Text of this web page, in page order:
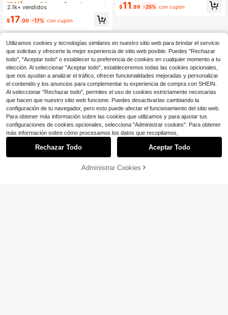
ación de botones de unicolor para
de talla pequeña
¡Casi agotado!
¡Casi agotado!
#1 MÃs vendidos
en Zona de moda de SHEIN Prendas de punto para mujer
2.1k+ vendidos
$17.00 -17% con cupón
$11 .89 -25% con cupón
¡49% DE DESCUENTO!
Utilizamos cookies y tecnologías similares en nuestro sitio web para brindar el servicio
que solicitas y ofrecerte la mejor experiencia de sitio web posible. Puedes "Rechazar
todo", "Aceptar todo" o establecer tu preferencia de cookies en cualquier momento a tu
elección. Al seleccionar "Aceptar todo", estableceremos todas las cookies opcionales,
que nos ayudan a analizar el tráfico, ofrecer funcionalidades mejoradas y personalizar
el contenido y los anuncios para complementar tu experiencia de compra con SHEIN.
Al seleccionar "Rechazar todo", permites el uso de cookies estrictamente necesarias
que hacen que nuestro sitio web funcione. Puedes desactivarlas cambiando la
configuración de tu navegador, pero esto puede afectar el funcionamiento del sitio web.
Para obtener más información sobre las cookies que utilizamos y para ajustar tus
configuraciones de cookies opcionales, selecciona "Administrar cookies". Para obtener
más información sobre cómo procesamos los datos que recopilamos,
Rechazar Todo Aceptar Todo
Administrar Cookies